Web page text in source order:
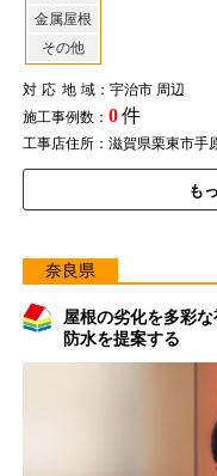
金属屋根
その他
対応地域：宇治市 周辺
施工事例数： 0件
工事店住所：滋賀県栗東市手
も
奈良県
屋根の劣化を多彩
防水を提案する